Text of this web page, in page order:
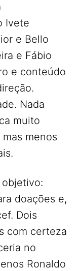
Ivete
e Bello
e Fábio
e conteúdo
Nada
muito
menos
doações e,
Dois
com certeza
no
Ronaldo